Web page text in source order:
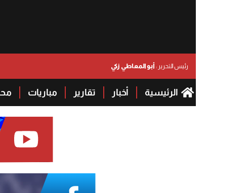
رئيس التحرير :أبو المعاطي زكي
الرئيسية أخبار تقارير مباريات